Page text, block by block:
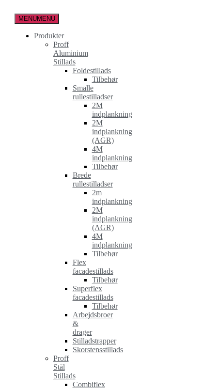
indholdet
MENUMENU
Produkter
Proff
Aluminium
Stillads
Foldestillads
Tilbehør
Smalle
rullestilladser
2M
indplankning
2M
indplankning
(AGR)
4M
indplankning
Tilbehør
Brede
rullestilladser
2m
indplankning
2M
indplankning
(AGR)
4M
indplankning
Tilbehør
Flex
facadestillads
Tilbehør
Superflex
facadestillads
Tilbehør
Arbejdsbroer
&
drager
Stilladstrapper
Skorstensstillads
Proff
Stål
Stillads
Combiflex